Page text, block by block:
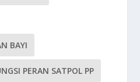
BAYI
PERAN SATPOL PP